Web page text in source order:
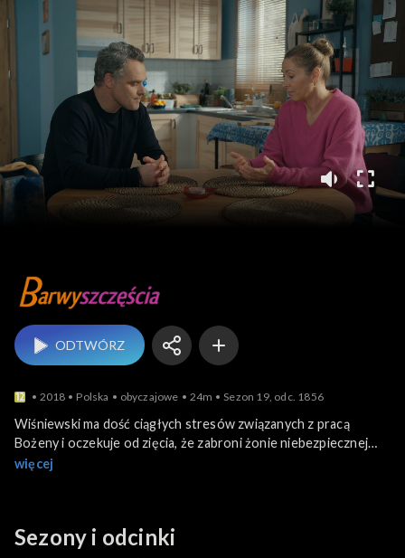
Barwy szczęścia
ODTWÓRZ
2018 Polska obyczajowe 24m Sezon 19, odc. 1856
Wiśniewski ma dość ciągłych stresów związanych z pracą
Bożeny i oczekuje od zięcia, że zabroni żonie niebezpiecznej
pracy. Najgorszy scenariusz dla Stańskiej zakłada karę więzienia
więcej
Sezony i odcinki